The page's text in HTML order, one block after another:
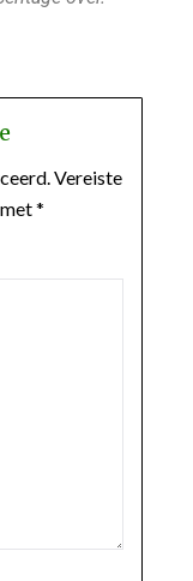
Vereiste
*